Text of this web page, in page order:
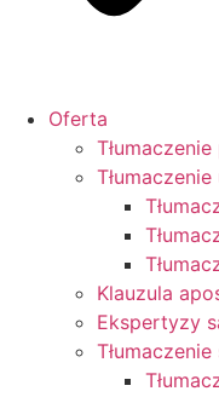
Oferta
Klauzula
Ekspertyzy